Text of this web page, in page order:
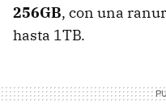
256GB, con una
hasta 1TB.